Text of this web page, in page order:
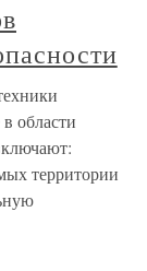
области
территории